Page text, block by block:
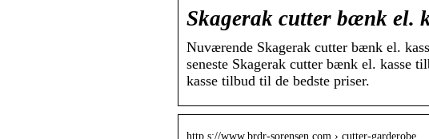
Skagerak cutter bænk el.
Nuværende Skagerak cutter bænk el.
seneste Skagerak cutter bænk el. kasse
kasse tilbud til de bedste priser.
http s://www.brdr-sorensen.com › cutter-garderobe